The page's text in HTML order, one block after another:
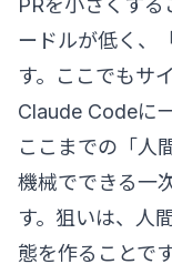
PRを小さくする
ードルが低く、
す。ここでもサ
Claude Codeに
ここまでの「人
機械でできる一
す。狙いは、人
態を作ることです